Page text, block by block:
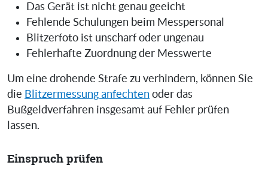
Das Gerät ist nicht genau geeicht
Fehlende Schulungen beim Messpersonal
Blitzerfoto ist unscharf oder ungenau
Fehlerhafte Zuordnung der Messwerte
Um eine drohende Strafe zu verhindern, können Sie
die Blitzermessung anfechten oder das
Bußgeldverfahren insgesamt auf Fehler prüfen
lassen.
Einspruch prüfen